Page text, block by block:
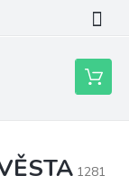
Nákupní
košík
1281